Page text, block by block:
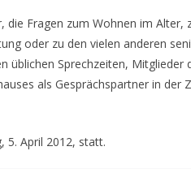
die Fragen zum Wohnen im
oder zu den vielen anderen
üblichen Sprechzeiten, Mitglieder
als Gesprächspartner in der
5. April 2012, statt.